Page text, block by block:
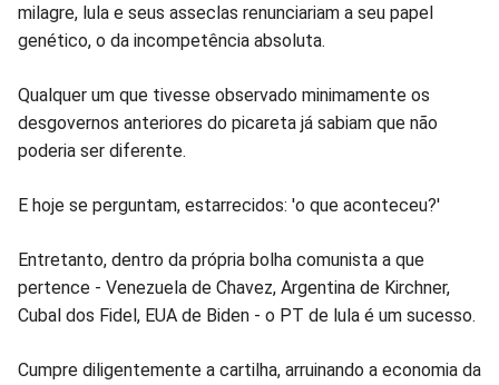
milagre, lula e seus asseclas renunciariam a seu papel
genético, o da incompetência absoluta.
Qualquer um que tivesse observado minimamente os
desgovernos anteriores do picareta já sabiam que não
poderia ser diferente.
E hoje se perguntam, estarrecidos: 'o que aconteceu?'
Entretanto, dentro da própria bolha comunista a que
pertence - Venezuela de Chavez, Argentina de Kirchner,
Cubal dos Fidel, EUA de Biden - o PT de lula é um sucesso.
Cumpre diligentemente a cartilha, arruinando a economia da